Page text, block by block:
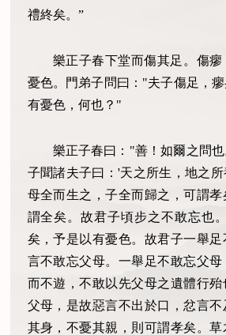
禮終矣。”
樂正子春下堂而傷其足。傷
憂色。門弟子問曰："夫子傷足，
有憂色，何也？"
樂正子春曰："善！如爾之問
子聞諸夫子曰：'天之所生，地之
母全而生之，子全而歸之，可謂
謂全矣。故君子頃步之不敢忘也
矣，予是以有憂色。故君子一舉足
言不敢忘父母。一舉足不敢忘父
而不遊，不敢以先父母之遺體行
父母，是故惡言不出於口，忿言
其身，不憂其親，則可謂孝矣。